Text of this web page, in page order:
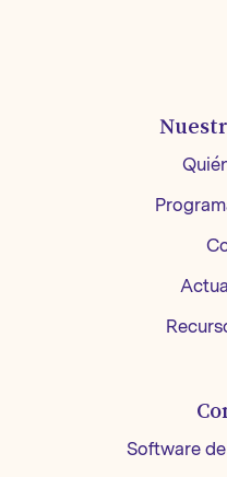
Software